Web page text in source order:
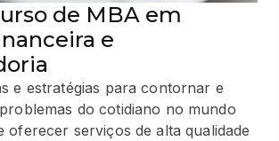
de MBA em
e
e estratégias para contornar e
do cotidiano no mundo
oferecer serviços de alta qualidade